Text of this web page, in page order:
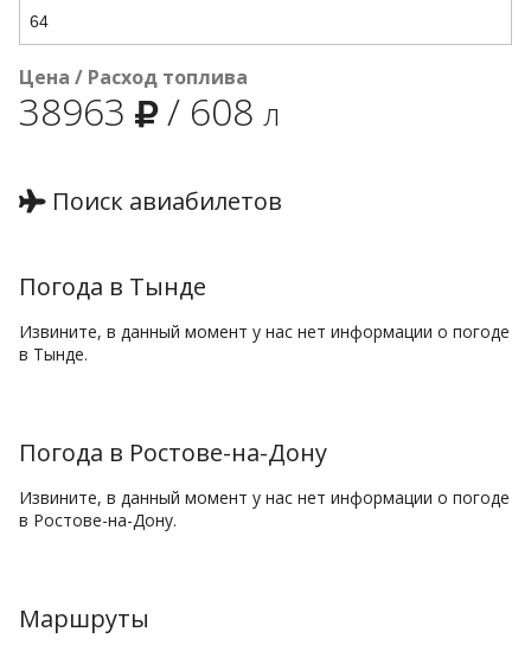
Цена / Расход топлива
38963 / 608 л
Поиск авиабилетов
Погода в Тынде
Извините, в данный момент у нас нет информации о погоде
в Тынде.
Погода в Ростове-на-Дону
Извините, в данный момент у нас нет информации о погоде
в Ростове-на-Дону.
Маршруты